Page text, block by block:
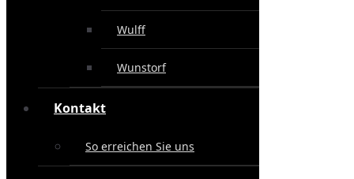
Wulff
Wunstorf
Kontakt
So erreichen Sie uns